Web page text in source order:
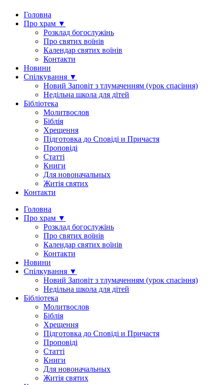
Головна
Про храм ▼
Розклад богослужінь
Про святих воїнів
Календар святих воїнів
Контакти
Новини
Спілкування ▼
Новий Заповіт з тлумаченням (урок спасіння)
Недільна школа для дітей
Бібліотека
Молитвослов
Біблія
Хрещення
Підготовка до Сповіді и Причастя
Проповіді
Статті
Книги
Для новоначальных
Житія святих
Контакти
Головна
Про храм ▼
Розклад богослужінь
Про святих воїнів
Календар святих воїнів
Контакти
Новини
Спілкування ▼
Новий Заповіт з тлумаченням (урок спасіння)
Недільна школа для дітей
Бібліотека
Молитвослов
Біблія
Хрещення
Підготовка до Сповіді и Причастя
Проповіді
Статті
Книги
Для новоначальных
Житія святих